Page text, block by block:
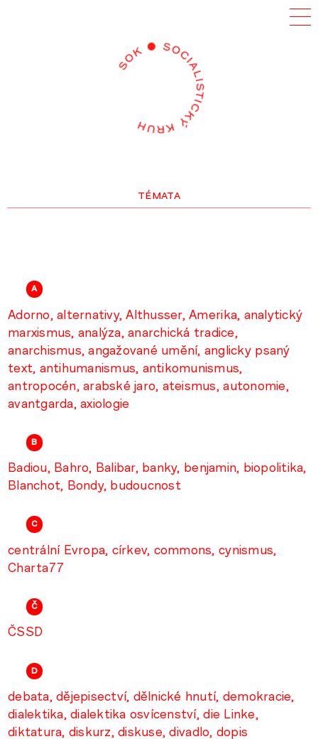
témata
A
Adorno alternativy Althusser Amerika analytický
marxismus analýza anarchická tradice
anarchismus angažované umění anglicky psaný
text antihumanismus antikomunismus
antropocén arabské jaro ateismus autonomie
avantgarda axiologie
B
Badiou Bahro Balibar banky benjamin biopolitika
Blanchot Bondy budoucnost
C
centrální Evropa církev commons cynismus
Charta77
č
ČSSD
D
debata dějepisectví dělnické hnutí demokracie
dialektika dialektika osvícenství die Linke
diktatura diskurz diskuse divadlo dopis